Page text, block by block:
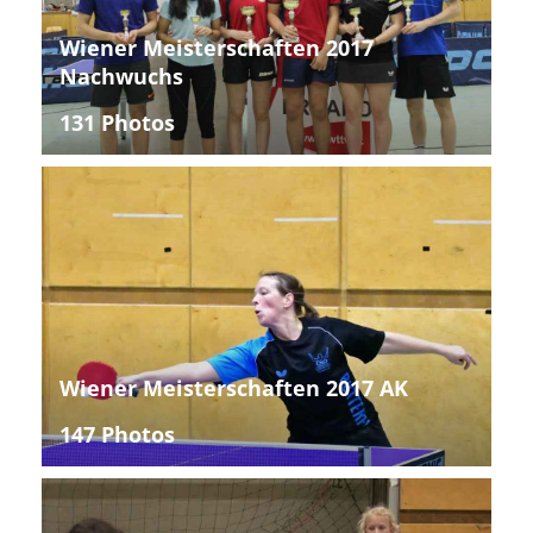
Wiener Meisterschaften 2017
Nachwuchs
131 Photos
Wiener Meisterschaften 2017 AK
147 Photos